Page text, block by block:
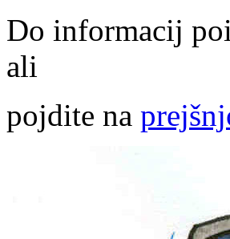
Do informacij
ali
pojdite na